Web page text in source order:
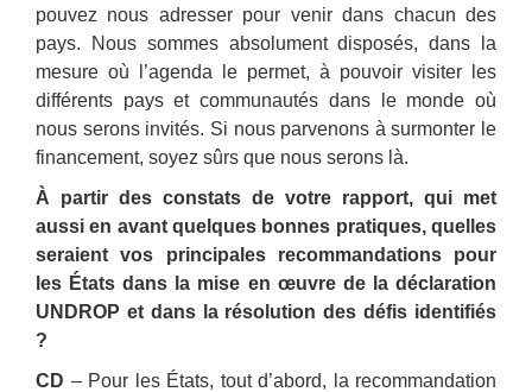
pouvez nous adresser pour venir dans chacun des
pays. Nous sommes absolument disposés, dans la
mesure où l’agenda le permet, à pouvoir visiter les
différents pays et communautés dans le monde où
nous serons invités. Si nous parvenons à surmonter le
financement, soyez sûrs que nous serons là.
À partir des constats de votre rapport, qui met
aussi en avant quelques bonnes pratiques, quelles
seraient vos principales recommandations pour
les États dans la mise en œuvre de la déclaration
UNDROP et dans la résolution des défis identifiés
?
CD – Pour les États, tout d’abord, la recommandation